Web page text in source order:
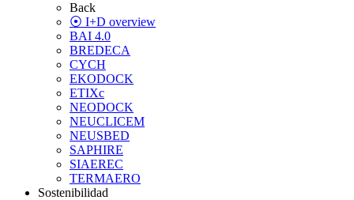
Back
⦿ I+D overview
BAI 4.0
BREDECA
CYCH
EKODOCK
ETIXc
NEODOCK
NEUCLICEM
NEUSBED
SAPHIRE
SIAEREC
TERMAERO
Sostenibilidad